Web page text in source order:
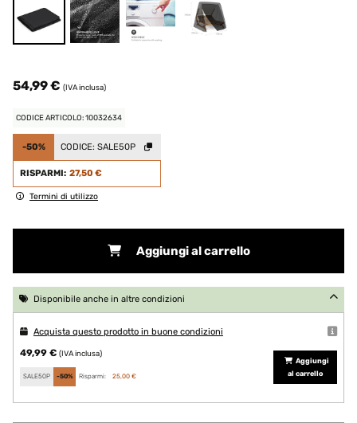
54,99 € (IVA inclusa)
CODICE ARTICOLO: 10032634
-50% CODICE: SALE50P
RISPARMI: 27,50 €
Termini di utilizzo
Aggiungi al carrello
Disponibile anche in altre condizioni
Acquista questo prodotto in buone condizioni
49,99 € (IVA inclusa)
SALE50P -50% Risparmi: 25,00 €
Aggiungi
al carrello